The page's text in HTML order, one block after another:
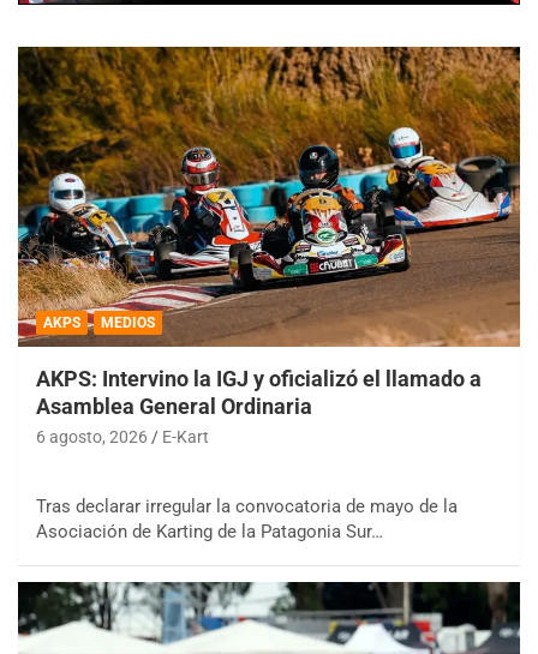
AKPS MEDIOS
AKPS: Intervino la IGJ y oficializó el llamado a
Asamblea General Ordinaria
6 agosto, 2026 E-Kart
Tras declarar irregular la convocatoria de mayo de la
Asociación de Karting de la Patagonia Sur…